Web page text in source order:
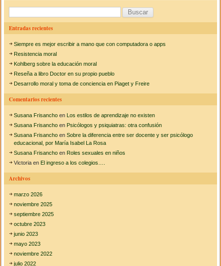
l
o
s
j
ó
o
y
o
o
k
tir
c
í
s
e
n
o
s
c
o
e
g
i
?
u
c
a
Entradas recientes
Siempre es mejor escribir a mano que con computadora o apps
Resistencia moral
Kohlberg sobre la educación moral
Reseña a libro Doctor en su propio pueblo
Desarrollo moral y toma de conciencia en Piaget y Freire
Comentarios recientes
Susana Frisancho enLos estilos de aprendizaje no existen
Susana Frisancho enPsicólogos y psiquiatras: otra confusión
Susana Frisancho enSobre la diferencia entre ser docente y ser psicólogo
educacional, por María Isabel La Rosa
Susana Frisancho enRoles sexuales en niños
Victoria enEl ingreso a los colegios….
Archivos
marzo 2026
noviembre 2025
septiembre 2025
octubre 2023
junio 2023
mayo 2023
noviembre 2022
julio 2022